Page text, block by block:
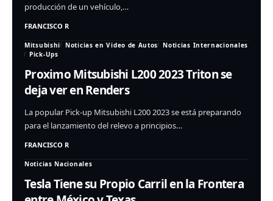
producción de un vehículo,…
FRANCISCO R
Mitsubishi Noticias en Video de Autos
Noticias Internacionales
Pick-Ups
Proximo Mitsubishi L200 2023 Triton se
deja ver en Renders
La popular Pick-up Mitsubishi L200 2023 se está preparando
para el lanzamiento del relevo a principios…
FRANCISCO R
Noticias Nacionales
Tesla Tiene su Propio Carril en la Frontera